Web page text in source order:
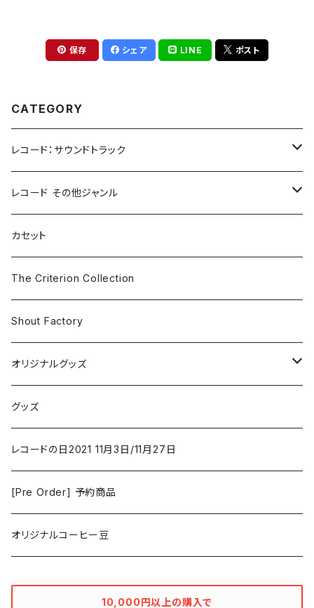
保存 シェア LINE ポスト
CATEGORY
レコード：サウンドトラック
ホラー/スリラー
SF
ドラマ/ロマンス
アクション/クライム
コメディ
ファンタジー/アドベンチャー
アニメーション
ゲーム
ミュージカル/音楽/ドキュメンタリー/コンピ
レコード その他ジャンル
Rock & Pop
The Smiths
Iron and Wine
Hovvdy
Grouper
Bill Callahan
Classical
Electronic & Ambient
New Order
Jazz
カセット
The Criterion Collection
Shout Factory
オリジナルグッズ
コーヒー
洋服
グッズ
レコードの日2021 11月3日/11月27日
[Pre Order] 予約商品
オリジナルコーヒー豆
10,000円以上の購入で